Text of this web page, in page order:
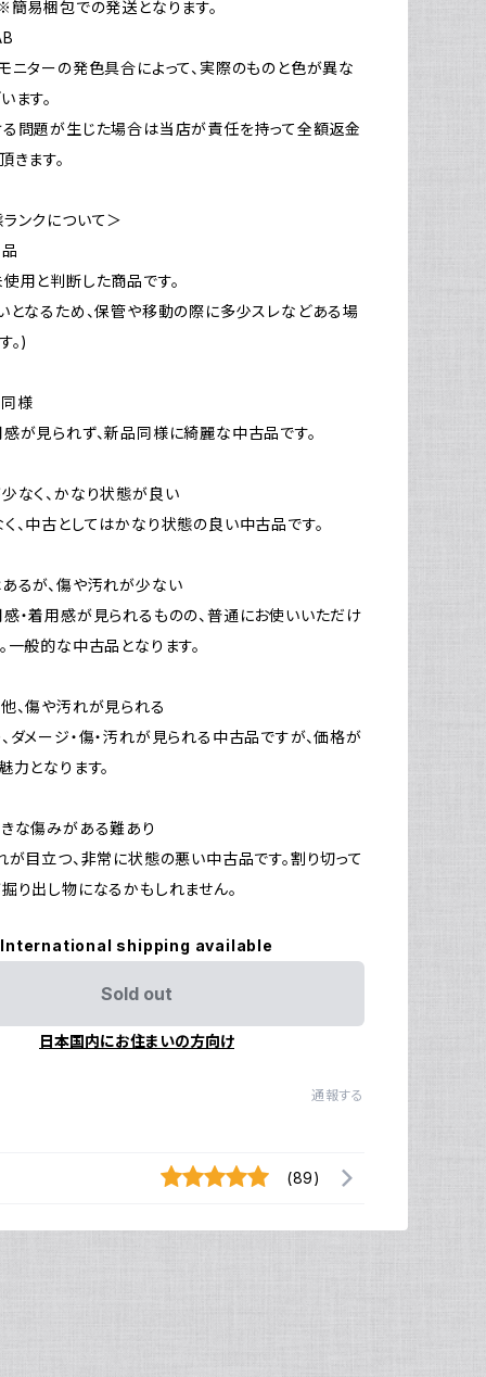
簡易梱包での発送となります。
ニターの発色具合によって、実際のものと色が異な
ます。
問題が生じた場合は当店が責任を持って全額返金
きます。
ンクについて＞
用と判断した商品です。
なるため、保管や移動の際に多少スレなどある場
。)
様
が見られず、新品同様に綺麗な中古品です。
なく、かなり状態が良い
、中古としてはかなり状態の良い中古品です。
るが、傷や汚れが少ない
・着用感が見られるものの、普通にお使いいただけ
一般的な中古品となります。
、傷や汚れが見られる
ダメージ・傷・汚れが見られる中古品ですが、価格が
力となります。
な傷みがある難あり
が目立つ、非常に状態の悪い中古品です。割り切って
り出し物になるかもしれません。
International shipping available
Sold out
日本国内にお住まいの方向け
通報する
(89)